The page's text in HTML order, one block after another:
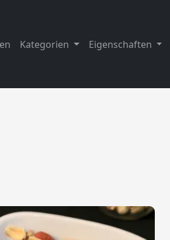
Kategorien Eigenschaften